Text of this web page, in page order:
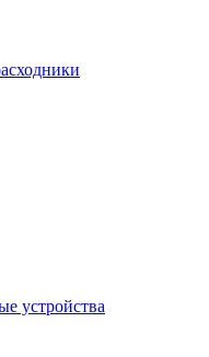
устройства